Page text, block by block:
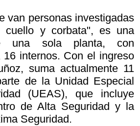
van personas investigadas
cuello y corbata", es una
una sola planta, con
16 internos. Con el ingreso
suma actualmente 11
de la Unidad Especial
(UEAS), que incluye
de Alta Seguridad y la
Seguridad.